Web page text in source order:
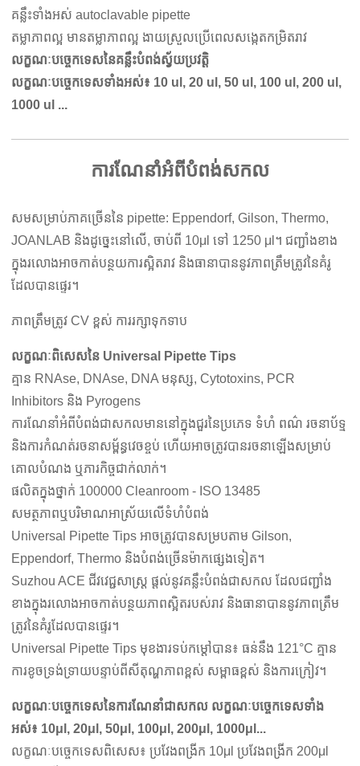
គន្លឹះទាំងអស់ autoclavable pipette
តម្លាភាពល្អ មានតម្លាភាពល្អ ងាយស្រួលប្រើពេលសង្កេតកម្រិតរាវ
លក្ខណៈបច្ចេកទេសនៃគន្លឹះបំពង់ស្វ័យប្រវត្តិ
លក្ខណៈបច្ចេកទេសទាំងអស់៖ 10 ul, 20 ul, 50 ul, 100 ul, 200 ul,
1000 ul ...
ការណែនាំអំពីបំពង់សកល
សមសម្រាប់ភាគច្រើននៃ pipette: Eppendorf, Gilson, Thermo,
JOANLAB និងដូច្នេះនៅលើ, ចាប់ពី 10μl ទៅ 1250 μl។ ជញ្ជាំងខាង
ក្នុងរលោងអាចកាត់បន្ថយការស្អិតរាវ និងធានាបាននូវភាពត្រឹមត្រូវនៃគំរូ
ដែលបានផ្ទេរ។
ភាពត្រឹមត្រូវ CV ខ្ពស់ ការរក្សាទុកទាប
លក្ខណៈពិសេសនៃ Universal Pipette Tips
គ្មាន RNAse, DNAse, DNA មនុស្ស, Cytotoxins, PCR
Inhibitors និង Pyrogens
ការណែនាំអំពីបំពង់ជាសកលមាននៅក្នុងជួរនៃប្រភេទ ទំហំ ពណ៌ រចនាប័ទ្ម
និងការកំណត់រចនាសម្ព័ន្ធវេចខ្ចប់ ហើយអាចត្រូវបានរចនាឡើងសម្រាប់
គោលបំណង ឬភារកិច្ចជាក់លាក់។
ផលិតក្នុងថ្នាក់ 100000 Cleanroom - ISO 13485
សមត្ថភាពឬបរិមាណអាស្រ័យលើទំហំបំពង់
Universal Pipette Tips អាចត្រូវបានសម្របតាម Gilson,
Eppendorf, Thermo និងបំពង់ច្រើនម៉ាកផ្សេងទៀត។
Suzhou ACE ជីវវេជ្ជសាស្ត្រ ផ្តល់នូវគន្លឹះបំពង់ជាសកល ដែលជញ្ជាំង
ខាងក្នុងរលោងអាចកាត់បន្ថយភាពស្អិតរបស់រាវ និងធានាបាននូវភាពត្រឹម
ត្រូវនៃគំរូដែលបានផ្ទេរ។
Universal Pipette Tips មុខងារទប់កម្តៅបាន៖ ធន់នឹង 121°C គ្មាន
ការខូចទ្រង់ទ្រាយបន្ទាប់ពីសីតុណ្ហភាពខ្ពស់ សម្ពាធខ្ពស់ និងការក្រៀវ។
លក្ខណៈបច្ចេកទេសនៃការណែនាំជាសកល លក្ខណៈបច្ចេកទេសទាំង
អស់៖ 10μl, 20μl, 50μl, 100μl, 200μl, 1000μl...
លក្ខណៈបច្ចេកទេសពិសេស៖ ប្រវែងពង្រីក 10μl ប្រវែងពង្រីក 200μl